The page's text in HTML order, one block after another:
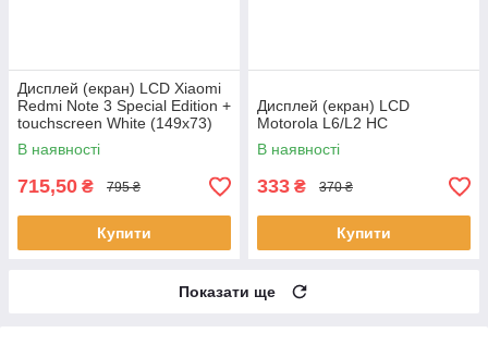
Дисплей (екран) LCD Xiaomi
Redmi Note 3 Special Edition +
touchscreen White (149x73)
Original
В наявності
715,50 ₴ 795 ₴
Купити
Дисплей (екран) LCD
Motorola L6/L2 HC
В наявності
333 ₴ 370 ₴
Купити
Показати ще